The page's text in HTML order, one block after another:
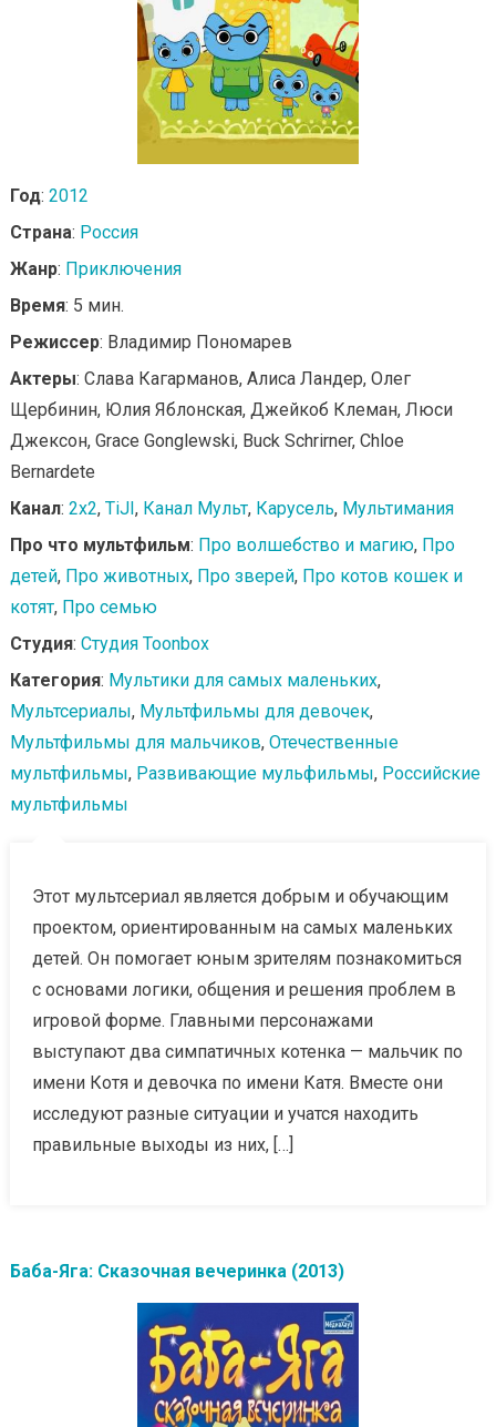
Год: 2012
Страна: Россия
Жанр: Приключения
Время: 5 мин.
Режиссер: Владимир Пономарев
Актеры: Слава Кагарманов, Алиса Ландер, Олег
Щербинин, Юлия Яблонская, Джейкоб Клеман, Люси
Джексон, Grace Gonglewski, Buck Schrirner, Chloe
Bernardete
Канал: 2x2, TiJI , Канал Мульт, Карусель, Мультимания
Про что мультфильм: Про волшебство и магию, Про
детей, Про животных, Про зверей, Про котов кошек и
котят, Про семью
Студия: Студия Toonbox
Категория: Мультики для самых маленьких,
Мультсериалы, Мультфильмы для девочек,
Мультфильмы для мальчиков, Отечественные
мультфильмы, Развивающие мульфильмы, Российские
мультфильмы
Этот мультсериал является добрым и обучающим
проектом, ориентированным на самых маленьких
детей. Он помогает юным зрителям познакомиться
с основами логики, общения и решения проблем в
игровой форме. Главными персонажами
выступают два симпатичных котенка — мальчик по
имени Котя и девочка по имени Катя. Вместе они
исследуют разные ситуации и учатся находить
правильные выходы из них, […]
Баба-Яга: Сказочная вечеринка (2013)